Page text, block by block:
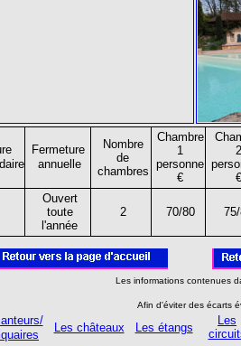
Fermeture
annuelle
Nombre
de
chambres
Chambre
1
personne
€
2
€
Ouvert
toute
l'année
2 70/80
Les informations contenues
Afin d'éviter des écarts
Les châteaux Les étangs
Les